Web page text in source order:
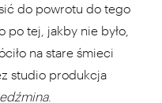
do powrotu do tego
po tej, jakby nie było,
na stare śmieci
studio produkcja
.